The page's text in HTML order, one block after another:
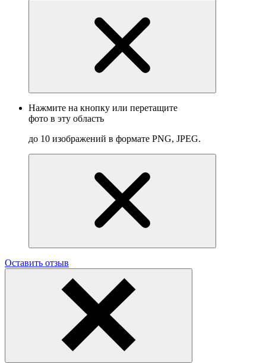
Нажмите на кнопку или перетащите
фото в эту область
до 10 изображений в формате PNG, JPEG.
Оставить отзыв